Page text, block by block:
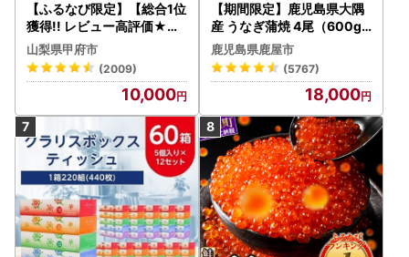
【ふるなび限定】【総合1位
獲得!! レビュー高評価★】
〈2026年度配送分〉山梨
県産 シャインマスカット 2
～3房（1.0kg以上）シャイ
ン フルーツ FN-Limited-S
P
山梨県甲府市
(2009)
10,000
【期間限定】鹿児島県大隅
産 うなぎ蒲焼 4尾（600g
） KN007-004-04-cp18
うなぎ 鰻 魚 惣菜 総菜
鹿児島県鹿屋市
(5767)
18,000